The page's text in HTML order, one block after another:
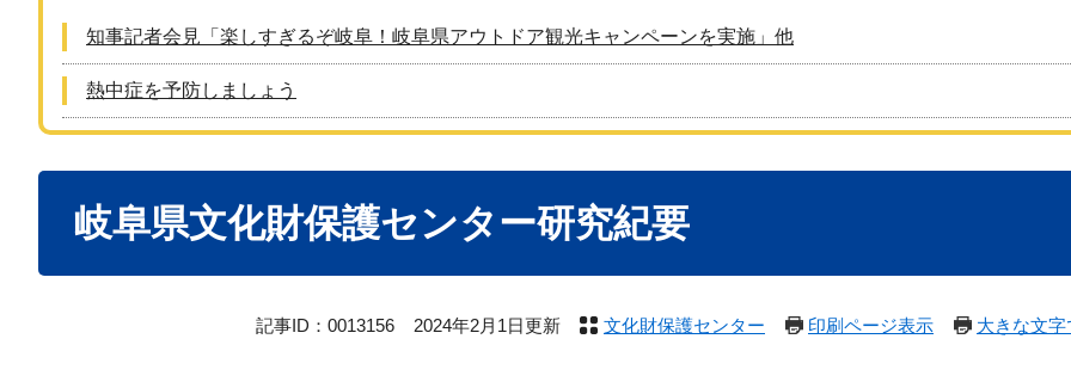
知事記者会見「楽しすぎるぞ岐阜！岐阜県アウトドア観光キャンペーンを実施」他
熱中症を予防しましょう
岐阜県文化財保護センター研究紀要
記事ID：0013156 2024年2月1日更新 文化財保護センター 印刷ページ表示 大きな文